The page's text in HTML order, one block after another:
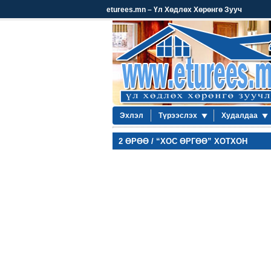
eturees.mn – Үл Хөдлөх Хөрөнгө Зууч
Эхлэл Түрээслэх Худалдаа
2 ӨРӨӨ / “ХОС ӨРГӨӨ” ХОТХОН